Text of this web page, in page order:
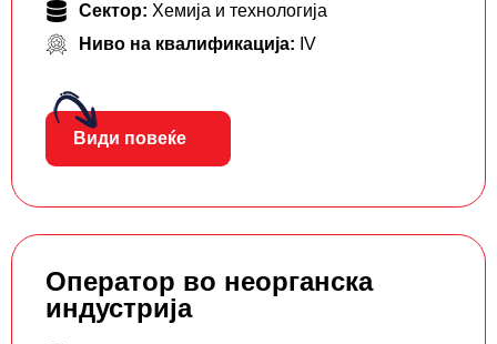
Сектор: Хемија и технологија
Ниво на квалификација: IV
Види повеќе
Оператор во неорганска
индустрија